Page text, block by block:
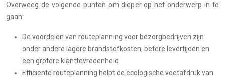
Overweeg de volgende punten om dieper op het onderwerp in te
gaan:
De voordelen van routeplanning voor bezorgbedrijven zijn
onder andere lagere brandstofkosten, betere levertijden en
een grotere klanttevredenheid.
Efficiënte routeplanning helpt de ecologische voetafdruk van